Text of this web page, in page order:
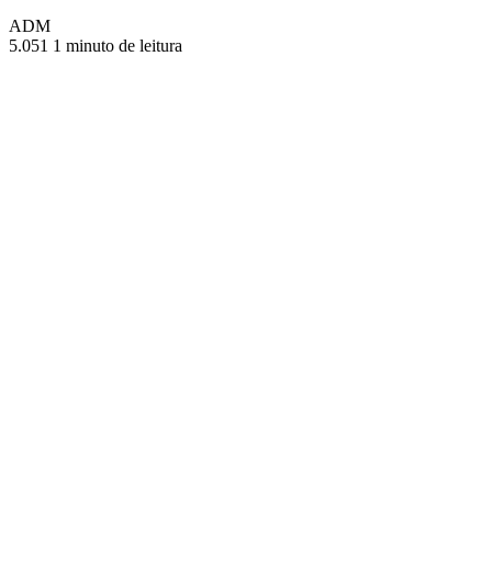
ADM
5.051 1 minuto de leitura